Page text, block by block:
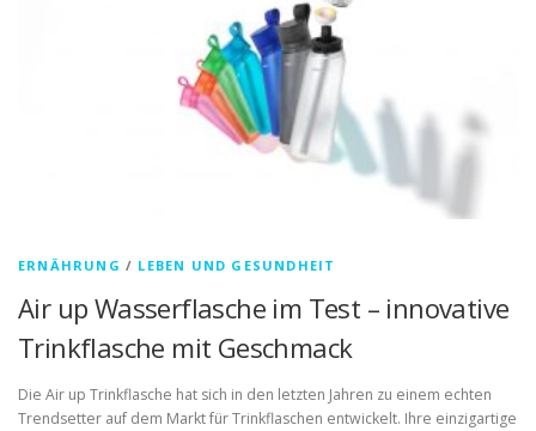
ERNÄHRUNG / LEBEN UND GESUNDHEIT
Air up Wasserflasche im Test – innovative
Trinkflasche mit Geschmack
Die Air up Trinkflasche hat sich in den letzten Jahren zu einem echten
Trendsetter auf dem Markt für Trinkflaschen entwickelt. Ihre einzigartige